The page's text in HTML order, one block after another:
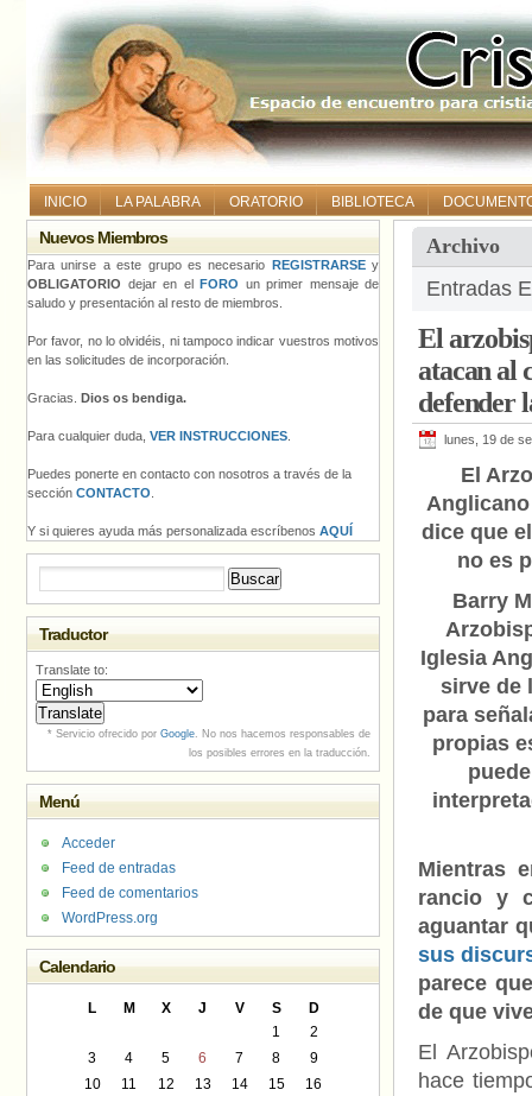
INICIO LA PALABRA ORATORIO BIBLIOTECA
Archivo
Entradas
El
atacan al
defender
lunes, 19 de
El
dice que
no es
Barry
Iglesia
sirve de
para
propias
Mientras
rancio y
aguantar
sus
parece
de que
El
hace
Nuevos Miembros
Para unirse a este grupo es necesario REGISTRARSEy
OBLIGATORIO dejar en el FORO un primer mensaje de
saludo y presentación al resto de miembros.
Por favor, no lo olvidéis, ni tampoco indicar vuestros motivos
en las solicitudes de incorporación.
Gracias. Dios os bendiga.
Para cualquier duda, VER INSTRUCCIONES
Puedes ponerte en contacto con nosotros a través de la
sección CONTACTO
Y si quieres ayuda más personalizada escríbenos AQUÍ
Traductor
Translate to:
* Servicio ofrecido por Google. No nos hacemos responsables de
los posibles errores en la traducción.
Menú
Acceder
Feed de entradas
Feed de comentarios
WordPress.org
Calendario
L M X J V S
D
1
2
3
4 5 6 7 8
9
10
11 12 13 14 15
16